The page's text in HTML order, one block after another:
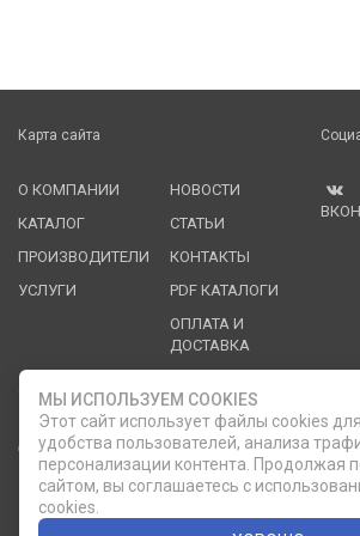
Карта сайта
О КОМПАНИИ
КАТАЛОГ
ПРОИЗВОДИТЕЛИ
УСЛУГИ
НОВОСТИ
СТАТЬИ
КОНТАКТЫ
PDF КАТАЛОГИ
ОПЛАТА И
ДОСТАВКА
Служба клиентской поддержки
ОБРАТНЫЙ ЗВОНОК phone
8 (812) 335-
8 (812) 335-21-17 7 (911)
МЫ ИСПОЛЬЗУЕМ COOKIES
Этот сайт использует файлы cookies
удобства пользователей, анализа
персонализации контента. Продолжая
сайтом, вы соглашаетесь с
cookies.